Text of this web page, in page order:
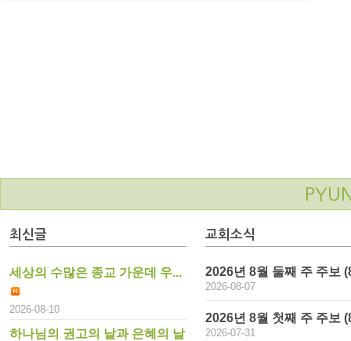
최신글
세상의 수많은 종교 가운데 우...
2026-08-10
하나님의 권고의 날과 은혜의 날
교회소식
2026년 8월 둘째 주 주보
2026-08-07
2026년 8월 첫째 주 주보
2026-07-31